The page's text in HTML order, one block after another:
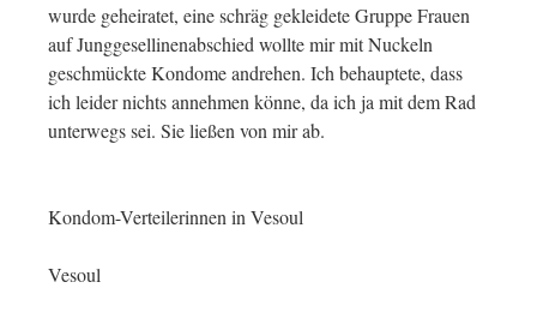
wurde geheiratet, eine schräg gekleidete Gruppe Frauen
auf Junggesellinenabschied wollte mir mit Nuckeln
geschmückte Kondome andrehen. Ich behauptete, dass
ich leider nichts annehmen könne, da ich ja mit dem Rad
unterwegs sei. Sie ließen von mir ab.
Kondom-Verteilerinnen in Vesoul
Vesoul